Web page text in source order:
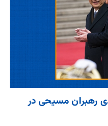
رهبران مسیحی در